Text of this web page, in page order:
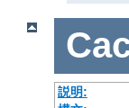
説明: